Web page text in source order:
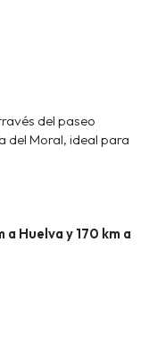
del paseo
del Moral, ideal para
Huelva y 170 km a